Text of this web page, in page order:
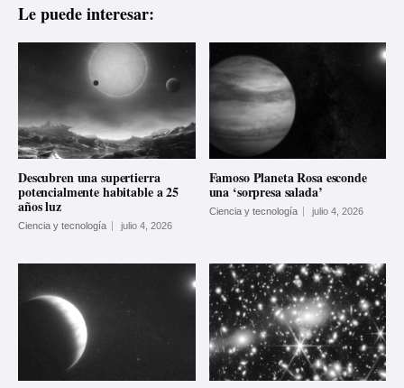
Le puede interesar:
Descubren una supertierra
potencialmente habitable a 25
años luz
Ciencia y tecnología julio 4, 2026
Famoso Planeta Rosa esconde
una ‘sorpresa salada’
Ciencia y tecnología julio 4, 2026